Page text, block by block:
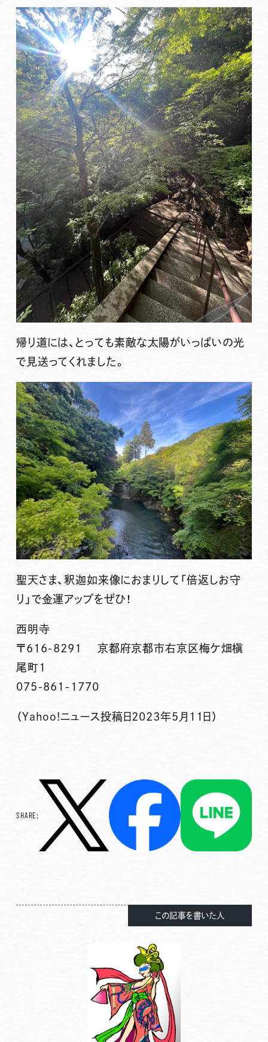
帰り道には、とっても素敵な太陽がいっぱいの光
で見送ってくれました。
聖天さま、釈迦如来像におまりして「倍返しお守
り」で金運アップをぜひ！
西明寺
〒616-8291 京都府京都市右京区梅ケ畑槇
尾町1
075-861-1770
（Yahoo!ニュース投稿日2023年5月11日）
SHARE:
この記事を書いた人